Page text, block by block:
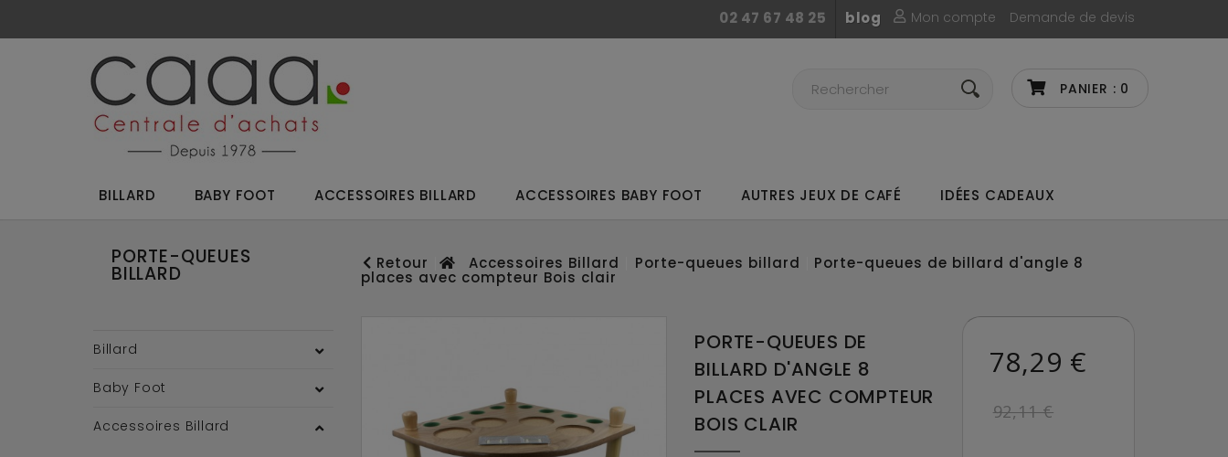
Mon compte Demande de devis
blog
02 47 67 48 25
PANIER : 0
BILLARD BABY FOOT ACCESSOIRES BILLARD ACCESSOIRES BABY FOOT AUTRES JEUX DE CAFÉ IDÉES CADEAUX
PORTE-QUEUES
BILLARD
Billard
Baby Foot
Accessoires Billard
Retour Accessoires Billard Porte-queues billard Porte-queues de billard d'angle 8
places avec compteur Bois clair
PORTE-QUEUES DE
BILLARD D'ANGLE 8
PLACES AVEC COMPTEUR
BOIS CLAIR
78,29 €
92,11 €